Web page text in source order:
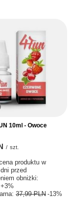
10ml - Owoce
/ szt.
produktu w
przed
obniżki:
+3%
37,99 PLN -13%